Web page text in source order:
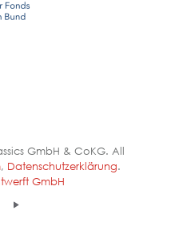
GmbH & CoKG. All
, Datenschutzerklärung.
GmbH